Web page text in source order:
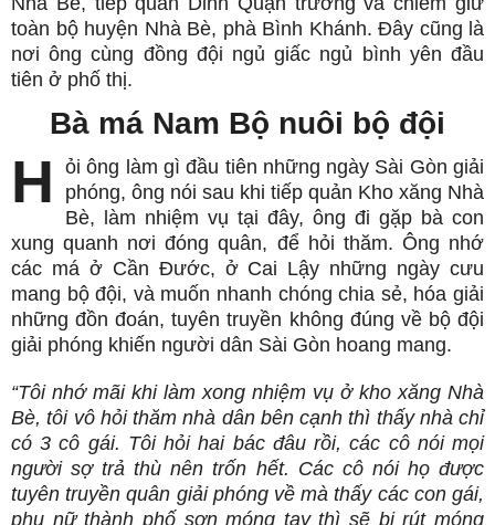
toàn bộ huyện Nhà Bè, phà Bình Khánh. Đây cũng là
nơi ông cùng đồng đội ngủ giấc ngủ bình yên đầu
tiên ở phố thị.
Bà má Nam Bộ nuôi bộ đội
H
ỏi ông làm gì đầu tiên những ngày Sài Gòn giải
phóng, ông nói sau khi tiếp quản Kho xăng Nhà
Bè, làm nhiệm vụ tại đây, ông đi gặp bà con
xung quanh nơi đóng quân, để hỏi thăm. Ông nhớ
các má ở Cần Đước, ở Cai Lậy những ngày cưu
mang bộ đội, và muốn nhanh chóng chia sẻ, hóa giải
những đồn đoán, tuyên truyền không đúng về bộ đội
giải phóng khiến người dân Sài Gòn hoang mang.
“Tôi nhớ mãi khi làm xong nhiệm vụ ở kho xăng Nhà
Bè, tôi vô hỏi thăm nhà dân bên cạnh thì thấy nhà chỉ
có 3 cô gái. Tôi hỏi hai bác đâu rồi, các cô nói mọi
người sợ trả thù nên trốn hết. Các cô nói họ được
tuyên truyền quân giải phóng về mà thấy các con gái,
phụ nữ thành phố sơn móng tay thì sẽ bị rút móng